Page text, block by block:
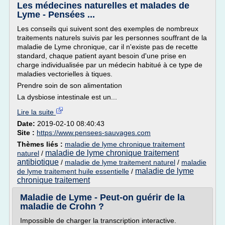
Les médecines naturelles et malades de
Lyme - Pensées ...
Les conseils qui suivent sont des exemples de nombreux
traitements naturels suivis par les personnes souffrant de la
maladie de Lyme chronique, car il n'existe pas de recette
standard, chaque patient ayant besoin d'une prise en
charge individualisée par un médecin habitué à ce type de
maladies vectorielles à tiques.
Prendre soin de son alimentation
La dysbiose intestinale est un...
Lire la suite
Date: 2019-02-10 08:40:43
Site : https://www.pensees-sauvages.com
Thèmes liés : maladie de lyme chronique traitement
naturel / maladie de lyme chronique traitement
antibiotique / maladie de lyme traitement naturel / maladie
de lyme traitement huile essentielle / maladie de lyme
chronique traitement
Maladie de Lyme - Peut-on guérir de la
maladie de Crohn ?
Impossible de charger la transcription interactive.